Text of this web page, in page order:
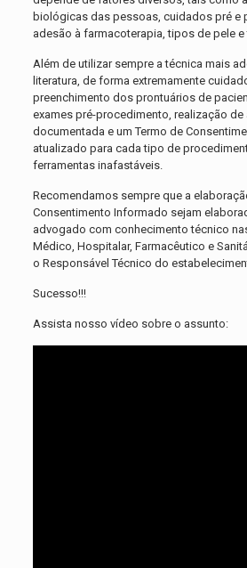
biológicas das pessoas, cuidados pré e
adesão à farmacoterapia, tipos de pele
Além de utilizar sempre a técnica mais
literatura, de forma extremamente
preenchimento dos prontuários de
exames pré-procedimento, realização de
documentada e um Termo de
atualizado para cada tipo de
ferramentas inafastáveis.
Recomendamos sempre que a
Consentimento Informado sejam
advogado com conhecimento técnico
Médico, Hospitalar, Farmacêutico e
o Responsável Técnico do
Sucesso!!!
Assista nosso vídeo sobre o assunto: